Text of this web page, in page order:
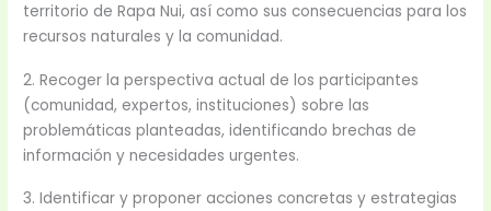
territorio de Rapa Nui, así como sus consecuencias para los
recursos naturales y la comunidad.
2. Recoger la perspectiva actual de los participantes
(comunidad, expertos, instituciones) sobre las
problemáticas planteadas, identificando brechas de
información y necesidades urgentes.
3. Identificar y proponer acciones concretas y estrategias